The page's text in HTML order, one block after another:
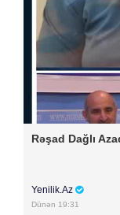
Rəşad Dağlı
Yenilik.Az
Dünən 19:31